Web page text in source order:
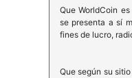
Que WorldCoin
se presenta a sí
fines de lucro,
Que según su